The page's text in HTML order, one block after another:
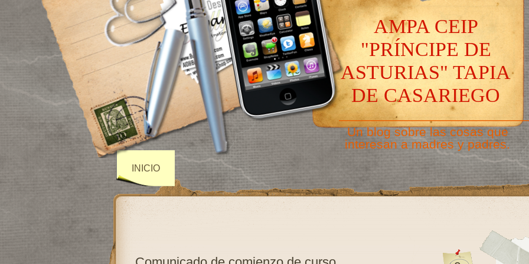
AMPA CEIP
"PRÍNCIPE DE
ASTURIAS" TAPIA
DE CASARIEGO
Un blog sobre las cosas que
interesan a madres y padres.
INICIO